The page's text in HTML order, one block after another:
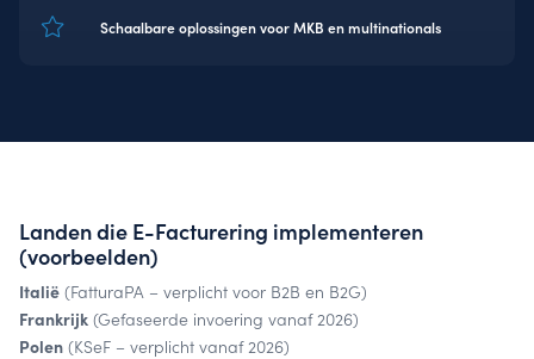
Schaalbare oplossingen voor MKB en multinationals
Landen die E-Facturering implementeren
(voorbeelden)
Italië (FatturaPA – verplicht voor B2B en B2G)
Frankrijk (Gefaseerde invoering vanaf 2026)
Polen (KSeF – verplicht vanaf 2026)